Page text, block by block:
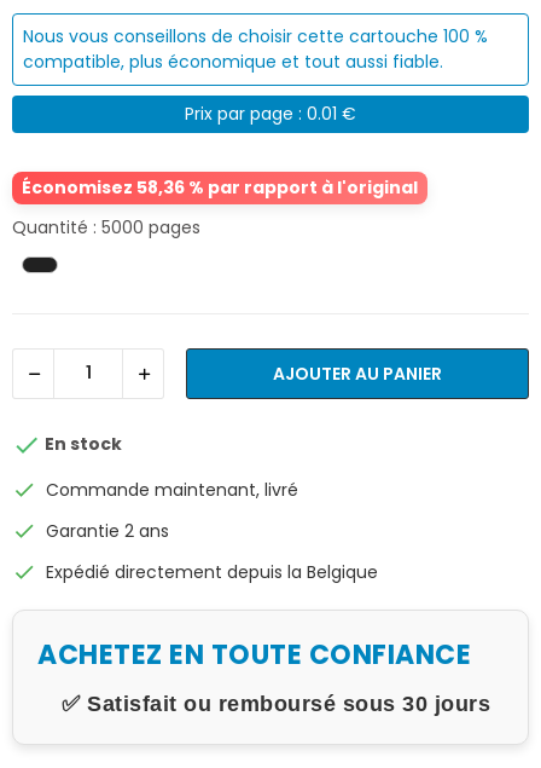
Nous vous conseillons de choisir cette cartouche 100 %
compatible, plus économique et tout aussi fiable.
Prix par page : 0.01 €
Économisez 58,36 % par rapport à l'original
Quantité : 5000 pages
AJOUTER AU PANIER
 En stock
check Commande maintenant, livré
check Garantie 2 ans
check Expédié directement depuis la Belgique
ACHETEZ EN TOUTE CONFIANCE
✅ Satisfait ou remboursé sous 30 jours